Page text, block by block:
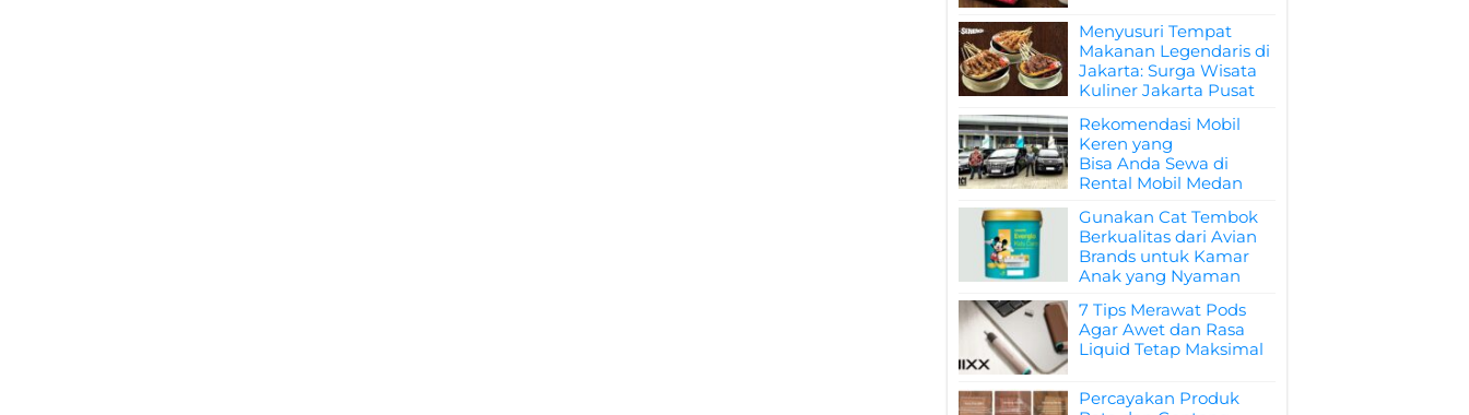
Menyusuri Tempat
Makanan Legendaris di
Jakarta: Surga Wisata
Kuliner Jakarta Pusat
Rekomendasi Mobil
Keren yang
Bisa Anda Sewa di
Rental Mobil Medan
Gunakan Cat Tembok
Berkualitas dari Avian
Brands untuk Kamar
Anak yang Nyaman
7 Tips Merawat Pods
Agar Awet dan Rasa
Liquid Tetap Maksimal
Percayakan Produk